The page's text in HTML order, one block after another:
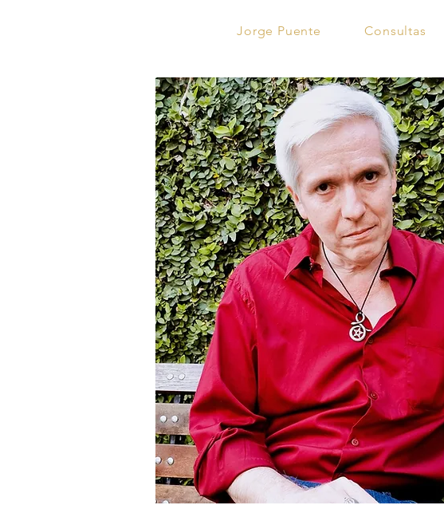
Jorge Puente Consultas